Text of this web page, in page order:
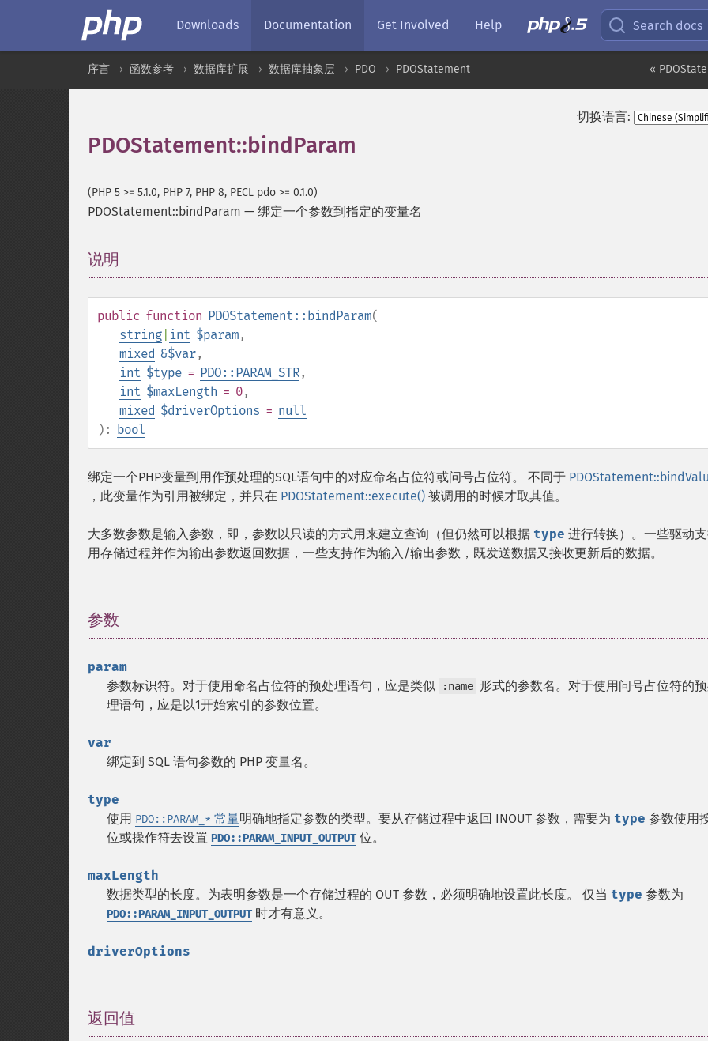
Downloads Documentation Get Involved Help Search docs
«
序言 函数参考 数据库扩展 数据库抽象层 PDO PDOStatement
切换语言:
PDOStatement::bindParam
(PHP 5 >= 5.1.0, PHP 7, PHP 8, PECL pdo >= 0.1.0)
PDOStatement::bindParam — 绑定一个参数到指定的变量名
说明
public function PDOStatement::bindParam(
string int $param,
mixed &$var,
int $type = PDO::PARAM_STR,
int $maxLength = 0,
mixed $driverOptions = null
): bool
绑定一个PHP变量到用作预处理的SQL语句中的对应命名占位符或问号占位符。 不同于
，此变量作为引用被绑定，并只在 PDOStatement::execute() 被调用的时候才取其值。
大多数参数是输入参数，即，参数以只读的方式用来建立查询（但仍然可以根据 type 进行转换）。一些驱动
用存储过程并作为输出参数返回数据，一些支持作为输入/输出参数，既发送数据又接收更新后的数据。
参数
param
参数标识符。对于使用命名占位符的预处理语句，应是类似
:name 形式的参数名。对于使用问号占位符的
理语句，应是以1开始索引的参数位置。
var
绑定到 SQL 语句参数的 PHP 变量名。
type
使用 PDO::PARAM_* 常量明确地指定参数的类型。要从存储过程中返回 INOUT 参数，需要为 type 参数使用
位或操作符去设置 PDO::PARAM_INPUT_OUTPUT 位。
maxLength
数据类型的长度。为表明参数是一个存储过程的 OUT 参数，必须明确地设置此长度。 仅当 type 参数为
PDO::PARAM_INPUT_OUTPUT 时才有意义。
driverOptions
返回值